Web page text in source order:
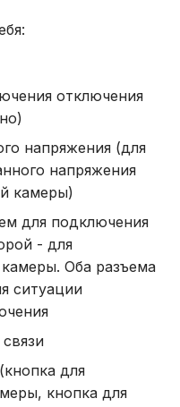
отключения
напряжения (для
напряжения
камеры)
для подключения
- для
Оба разъема
ситуации
для
кнопка для